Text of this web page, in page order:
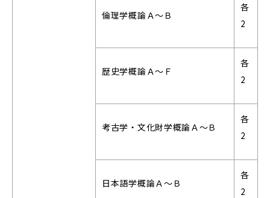
倫理学概論Ａ～Ｂ
各
2
歴史学概論Ａ～Ｆ
各
2
考古学・文化財学概論Ａ～Ｂ
各
2
日本語学概論Ａ～Ｂ
各
2